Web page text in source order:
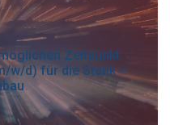
Zeitpunkt
w/d) für die Statik –